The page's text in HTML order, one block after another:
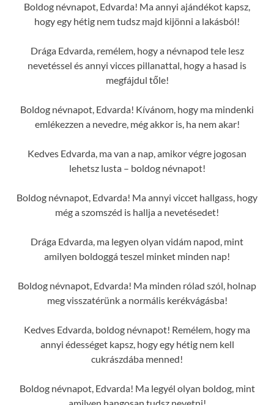
Boldog névnapot, Edvarda! Ma annyi ajándékot kapsz,
hogy egy hétig nem tudsz majd kijönni a lakásból!
Drága Edvarda, remélem, hogy a névnapod tele lesz
nevetéssel és annyi vicces pillanattal, hogy a hasad is
megfájdul tőle!
Boldog névnapot, Edvarda! Kívánom, hogy ma mindenki
emlékezzen a nevedre, még akkor is, ha nem akar!
Kedves Edvarda, ma van a nap, amikor végre jogosan
lehetsz lusta – boldog névnapot!
Boldog névnapot, Edvarda! Ma annyi viccet hallgass, hogy
még a szomszéd is hallja a nevetésedet!
Drága Edvarda, ma legyen olyan vidám napod, mint
amilyen boldoggá teszel minket minden nap!
Boldog névnapot, Edvarda! Ma minden rólad szól, holnap
meg visszatérünk a normális kerékvágásba!
Kedves Edvarda, boldog névnapot! Remélem, hogy ma
annyi édességet kapsz, hogy egy hétig nem kell
cukrászdába menned!
Boldog névnapot, Edvarda! Ma legyél olyan boldog, mint